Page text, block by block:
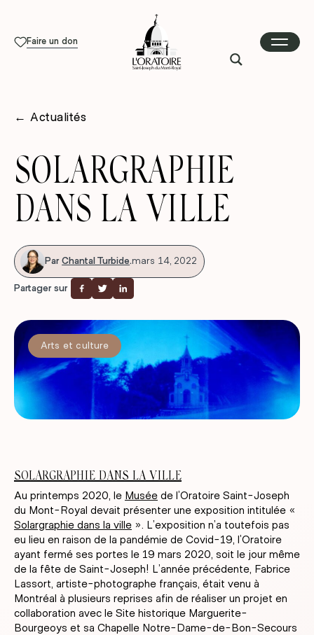
Faire un don
← Actualités
SOLARGRAPHIE
DANS LA VILLE
Par Chantal Turbide.mars 14, 2022
Partager sur
Arts et culture
SOLARGRAPHIE DANS LA VILLE
Au printemps 2020, le Musée de l’Oratoire Saint-Joseph
du Mont-Royal devait présenter une exposition intitulée «
Solargraphie dans la ville ». L’exposition n’a toutefois pas
eu lieu en raison de la pandémie de Covid-19, l’Oratoire
ayant fermé ses portes le 19 mars 2020, soit le jour même
de la fête de Saint-Joseph! L’année précédente, Fabrice
Lassort, artiste-photographe français, était venu à
Montréal à plusieurs reprises afin de réaliser un projet en
collaboration avec le Site historique Marguerite-
Bourgeoys et sa Chapelle Notre-Dame-de-Bon-Secours